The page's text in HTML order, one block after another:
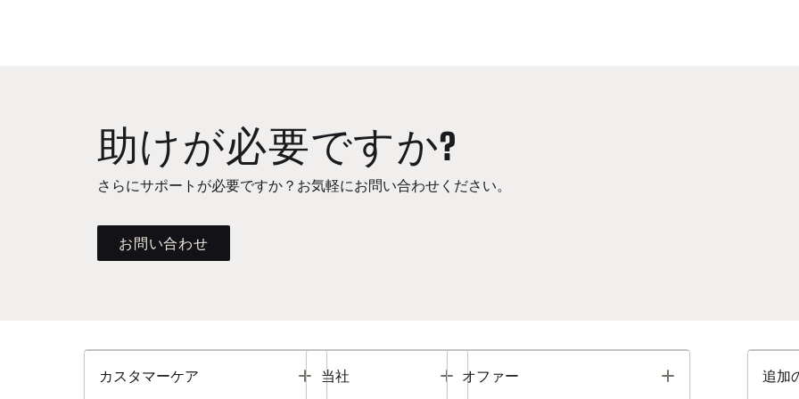
助けが必要ですか?
さらにサポートが必要ですか？お気軽にお問い合わせください。
お問い合わせ
カスタマーケア Toggle
当社 Toggle
オファー Toggle 追加